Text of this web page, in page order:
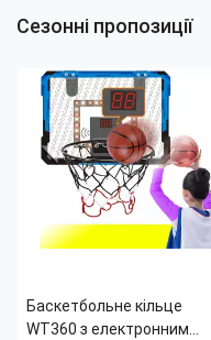
Сезонні пропозиції
Баскетбольне кільце
WT360 з електронним